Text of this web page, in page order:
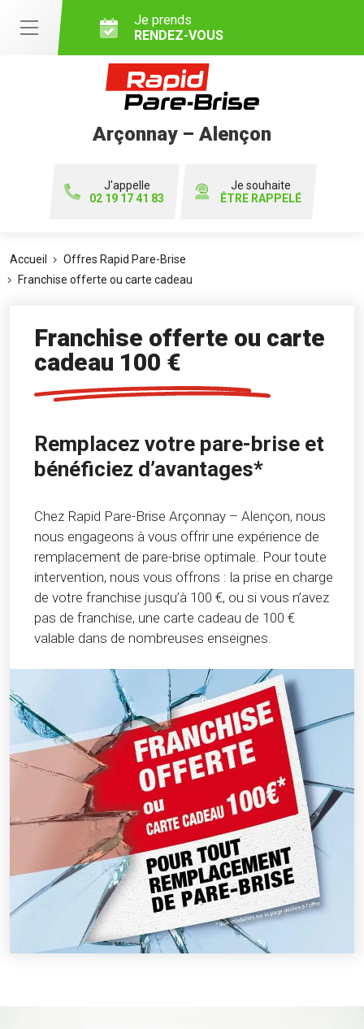
Je prends
RENDEZ-VOUS
Arçonnay – Alençon
J'appelle
02 19 17 41 83
Je souhaite
ÊTRE RAPPELÉ
Accueil
Offres Rapid Pare-Brise
Franchise offerte ou carte cadeau
Franchise offerte ou carte
cadeau 100 €
Remplacez votre pare-brise et
bénéficiez d’avantages*
Chez Rapid Pare-Brise Arçonnay – Alençon, nous
nous engageons à vous offrir une expérience de
remplacement de pare-brise optimale. Pour toute
intervention, nous vous offrons : la prise en charge
de votre franchise jusqu’à 100 €, ou si vous n’avez
pas de franchise, une carte cadeau de 100 €
valable dans de nombreuses enseignes.